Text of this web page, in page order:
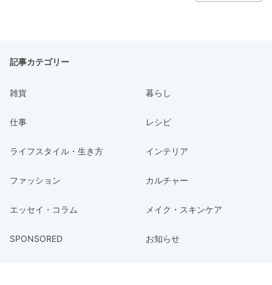
記事カテゴリー
雑貨 暮らし
仕事 レシピ
ライフスタイル・生き方 インテリア
ファッション カルチャー
エッセイ・コラム メイク・スキンケア
SPONSORED お知らせ